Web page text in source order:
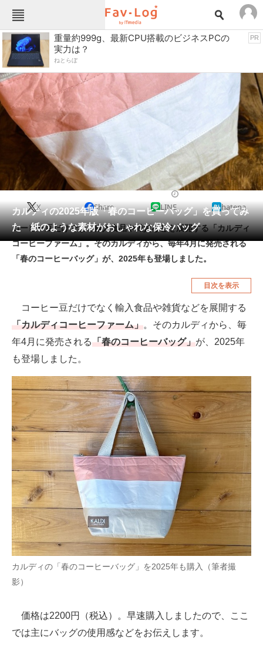
Fav-Logカテゴリー一覧
TOP
インテリア・収納 おもちゃ・ホビー
カメラ キッチン家電
キッチン用品 ゲーム
コンテンツ・サービス スイーツ・お菓子
スポーツ・レジャー スマホ・携帯電話
パソコン・タブレット ファッション
ペット 家電
工具・DIY 本・DVD・CD
生活家電 生活用品
車・バイク
釣り具・釣り用品 食品・飲料・お酒
食器・グラス・カトラリー
メディア
注目記事を集めた総合ページ
ITの今と未来を見通す
スマホと通信の最新トレンド
進化するPCとデバイスの未来
好きが集まる 比べて選べる
ビジネスと働き方のヒント
AI活用のいまが分かる
マーケ×ITの今がよく分かる
重量約999g、最新CPU搭載のビジネスPCの
実力は？
ねとらぼ
PR
カルディの2025年版「春のコーヒーバッグ」を買ってみ
た 紙のような素材がおしゃれな保冷バッグ
X Share LINE hatena
コーヒー豆だけでなく輸入食品や雑貨などを展開する「カルディ
コーヒーファーム」。そのカルディから、毎年4月に発売される
「春のコーヒーバッグ」が、2025年も登場しました。
目次を表示
コーヒー豆だけでなく輸入食品や雑貨などを展開する
「カルディコーヒーファーム」。そのカルディから、毎
年4月に発売される「春のコーヒーバッグ」が、2025年
も登場しました。
カルディの「春のコーヒーバッグ」を2025年も購入（筆者撮
影）
価格は2200円（税込）。早速購入しましたので、ここ
では主にバッグの使用感などをお伝えします。